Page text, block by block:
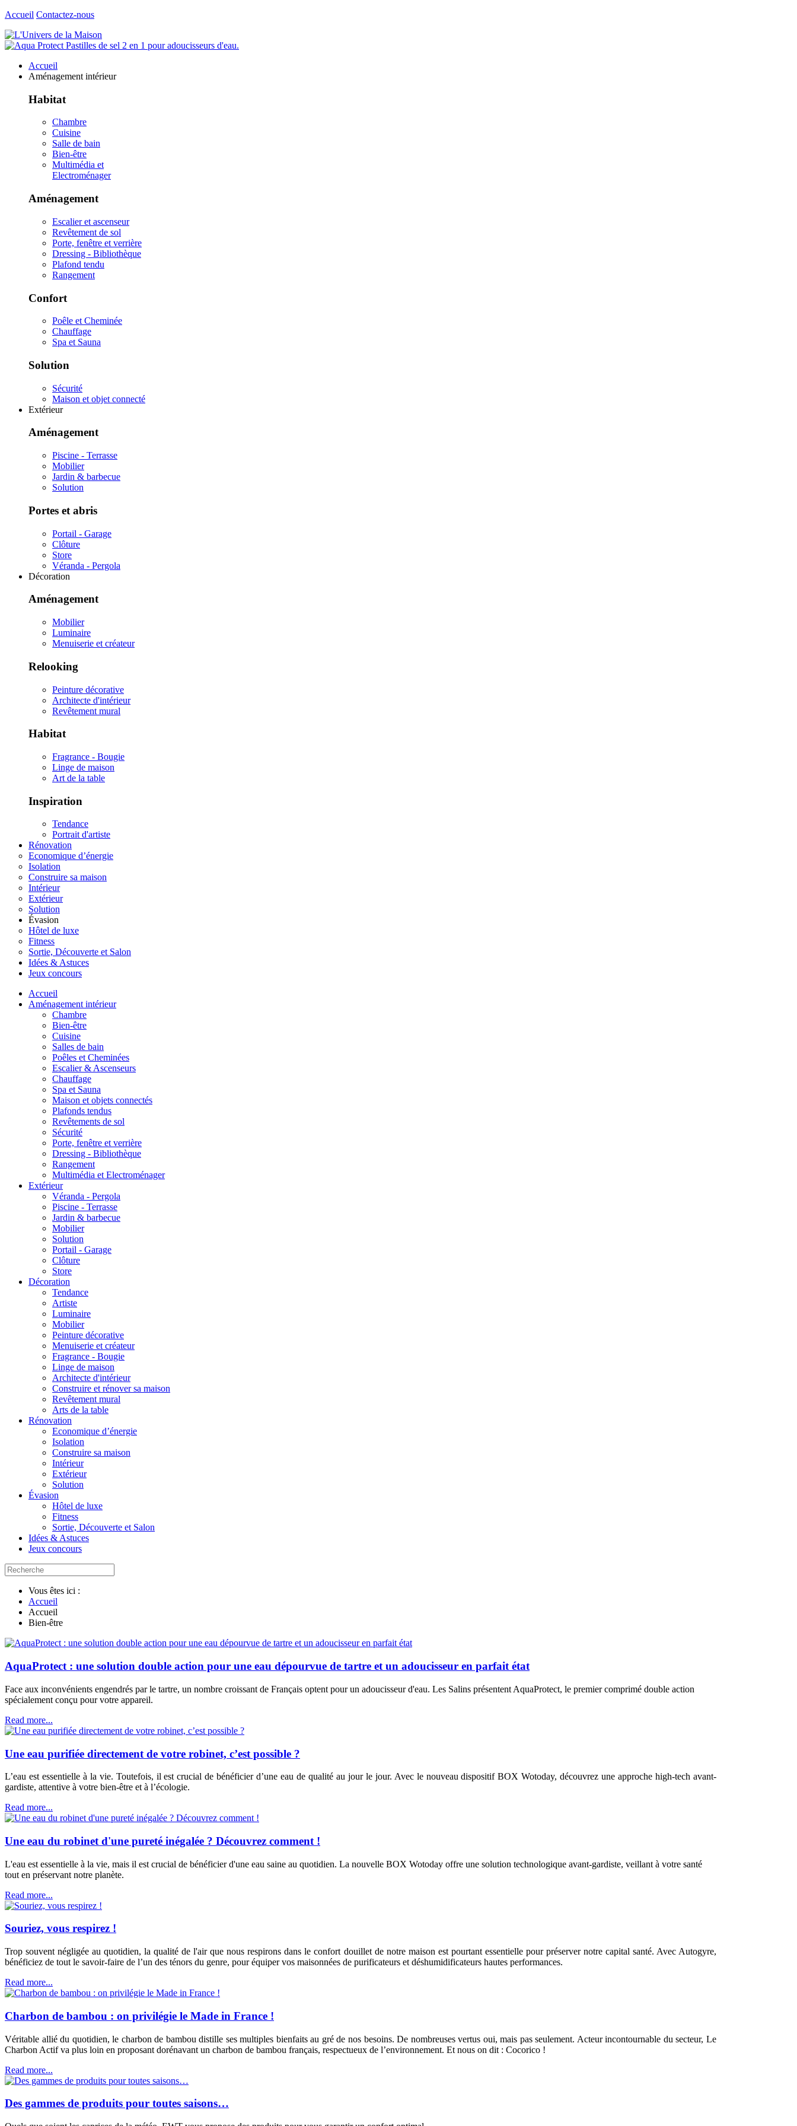
Accueil Contactez-nous
Accueil
Aménagement intérieur
Habitat
Chambre
Cuisine
Salle de bain
Bien-être
Multimédia et
Electroménager
Aménagement
Escalier et ascenseur
Revêtement de sol
Porte, fenêtre et verrière
Dressing - Bibliothèque
Plafond tendu
Rangement
Confort
Poêle et Cheminée
Chauffage
Spa et Sauna
Solution
Sécurité
Maison et objet connecté
Extérieur
Aménagement
Piscine - Terrasse
Mobilier
Jardin & barbecue
Solution
Portes et abris
Portail - Garage
Clôture
Store
Véranda - Pergola
Décoration
Aménagement
Mobilier
Luminaire
Menuiserie et créateur
Relooking
Peinture décorative
Architecte d'intérieur
Revêtement mural
Habitat
Fragrance - Bougie
Linge de maison
Art de la table
Inspiration
Tendance
Portrait d'artiste
Rénovation
Economique d’énergie
Isolation
Construire sa maison
Intérieur
Extérieur
Solution
Évasion
Hôtel de luxe
Fitness
Sortie, Découverte et Salon
Idées & Astuces
Jeux concours
Accueil
Aménagement intérieur
Chambre
Bien-être
Cuisine
Salles de bain
Poêles et Cheminées
Escalier & Ascenseurs
Chauffage
Spa et Sauna
Maison et objets connectés
Plafonds tendus
Revêtements de sol
Sécurité
Porte, fenêtre et verrière
Dressing - Bibliothèque
Rangement
Multimédia et Electroménager
Extérieur
Véranda - Pergola
Piscine - Terrasse
Jardin & barbecue
Mobilier
Solution
Portail - Garage
Clôture
Store
Décoration
Tendance
Artiste
Luminaire
Mobilier
Peinture décorative
Menuiserie et créateur
Fragrance - Bougie
Linge de maison
Architecte d'intérieur
Construire et rénover sa maison
Revêtement mural
Arts de la table
Rénovation
Economique d’énergie
Isolation
Construire sa maison
Intérieur
Extérieur
Solution
Évasion
Hôtel de luxe
Fitness
Sortie, Découverte et Salon
Idées & Astuces
Jeux concours
Vous êtes ici :
Accueil
Accueil
Bien-être
AquaProtect : une solution double action pour une eau dépourvue de tartre et un adoucisseur en parfait état
Face aux inconvénients engendrés par le tartre, un nombre croissant de Français optent pour un adoucisseur d'eau. Les Salins présentent AquaProtect, le premier comprimé double action
spécialement conçu pour votre appareil.
Read more...
Une eau purifiée directement de votre robinet, c’est possible ?
L’eau est essentielle à la vie. Toutefois, il est crucial de bénéficier d’une eau de qualité au jour le jour. Avec le nouveau dispositif BOX Wotoday, découvrez une approche high-tech avant-
gardiste, attentive à votre bien-être et à l’écologie.
Read more...
Une eau du robinet d'une pureté inégalée ? Découvrez comment !
L'eau est essentielle à la vie, mais il est crucial de bénéficier d'une eau saine au quotidien. La nouvelle BOX Wotoday offre une solution technologique avant-gardiste, veillant à votre santé
tout en préservant notre planète.
Read more...
Souriez, vous respirez !
Trop souvent négligée au quotidien, la qualité de l'air que nous respirons dans le confort douillet de notre maison est pourtant essentielle pour préserver notre capital santé. Avec Autogyre,
bénéficiez de tout le savoir-faire de l’un des ténors du genre, pour équiper vos maisonnées de purificateurs et déshumidificateurs hautes performances.
Read more...
Charbon de bambou : on privilégie le Made in France !
Véritable allié du quotidien, le charbon de bambou distille ses multiples bienfaits au gré de nos besoins. De nombreuses vertus oui, mais pas seulement. Acteur incontournable du secteur, Le
Charbon Actif va plus loin en proposant dorénavant un charbon de bambou français, respectueux de l’environnement. Et nous on dit : Cocorico !
Read more...
Des gammes de produits pour toutes saisons…